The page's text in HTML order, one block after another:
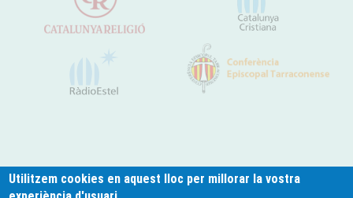
Utilitzem cookies en aquest lloc per millorar la vostra